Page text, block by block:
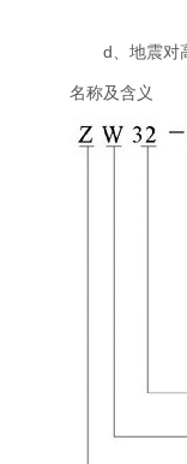
d、地震对
名称及含义